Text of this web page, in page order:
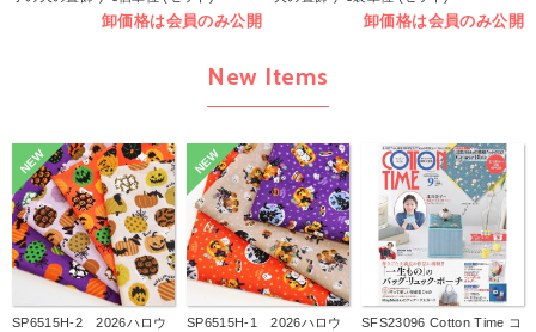
卸価格は会員のみ公開 卸価格は会員のみ公開
New Items
NEW
SP6515H-2 2026ハロウ
NEW
SP6515H-1 2026ハロウ
SFS23096 Cotton Time コ